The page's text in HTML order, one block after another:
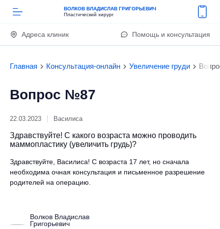
ВОЛКОВ ВЛАДИСЛАВ ГРИГОРЬЕВИЧ
Пластический хирург
Адреса клиник Помощь и консультация
Главная Консультация-онлайн Увеличение груди
Вопрос №87
22.03.2023 Василиса
Здравствуйте! С какого возраста можно проводить
маммопластику (увеличить грудь)?
Здравствуйте, Василиса! С возраста 17 лет, но сначала
необходима очная консультация и письменное разрешение
родителей на операцию.
Волков Владислав
Григорьевич